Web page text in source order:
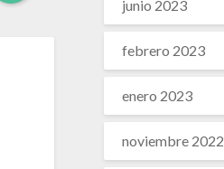
junio 2023
febrero 2023
enero 2023
noviembre 2022